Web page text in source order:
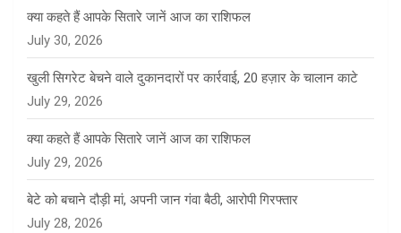
क्या कहते हैं आपके सितारे जानें आज का राशिफल
July 30, 2026
खुली सिगरेट बेचने वाले दुकानदारों पर कार्रवाई, 20 हज़ार के चालान काटे
July 29, 2026
क्या कहते हैं आपके सितारे जानें आज का राशिफल
July 29, 2026
बेटे को बचाने दौड़ी मां, अपनी जान गंवा बैठी, आरोपी गिरफ्तार
July 28, 2026